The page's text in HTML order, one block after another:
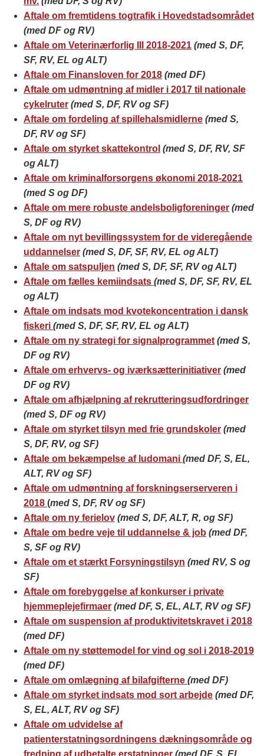
Aftale om fremtidens togtrafik i Hovedstadsområdet
(med DF og RV)
Aftale om Veterinærforlig III 2018-2021 (med S, DF,
SF, RV, EL og ALT)
Aftale om Finansloven for 2018 (med DF)
Aftale om udmøntning af midler i 2017 til nationale
cykelruter (med S, DF, RV og SF)
Aftale om fordeling af spillehalsmidlerne (med S,
DF, RV og SF)
Aftale om styrket skattekontrol (med S, DF, RV, SF
og ALT)
Aftale om kriminalforsorgens økonomi 2018-2021
(med S og DF)
Aftale om mere robuste andelsboligforeninger (med
S, DF og RV)
Aftale om nyt bevillingssystem for de videregående
uddannelser (med S, DF, SF, RV, EL og ALT)
Aftale om satspuljen (med S, DF, SF, RV og ALT)
Aftale om fælles kemiindsats (med S, DF, SF, RV, EL
og ALT)
Aftale om indsats mod kvotekoncentration i dansk
fiskeri (med S, DF, SF, RV, EL og ALT)
Aftale om ny strategi for signalprogrammet (med S,
DF og RV)
Aftale om erhvervs- og iværksætterinitiativer (med
DF og RV)
Aftale om afhjælpning af rekrutteringsudfordringer
(med S, DF og RV)
Aftale om styrket tilsyn med frie grundskoler (med
S, DF, RV, og SF)
Aftale om bekæmpelse af ludomani (med DF, S, EL,
ALT, RV og SF)
Aftale om udmøntning af forskningserserveren i
2018 (med S, DF, RV og SF)
Aftale om ny ferielov (med S, DF, ALT, R, og SF)
Aftale om bedre veje til uddannelse & job (med DF,
S, SF og RV)
Aftale om et stærkt Forsyningstilsyn (med RV, S og
SF)
Aftale om forebyggelse af konkurser i private
hjemmeplejefirmaer (med DF, S, EL, ALT, RV og SF)
Aftale om suspension af produktivitetskravet i 2018
(med DF)
Aftale om ny støttemodel for vind og sol i 2018-2019
(med DF)
Aftale om omlægning af bilafgifterne (med DF)
Aftale om styrket indsats mod sort arbejde (med DF,
S, EL, ALT, RV og SF)
Aftale om udvidelse af
patienterstatningsordningens dækningsområde og
fredning af udbetalte erstatninger (med DF, S, EL,